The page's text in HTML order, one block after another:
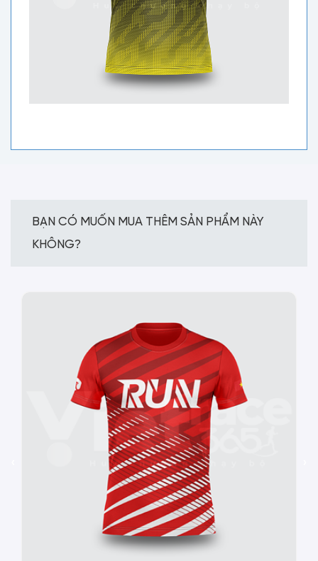
BẠN CÓ MUỐN MUA THÊM SẢN PHẨM NÀY
KHÔNG?